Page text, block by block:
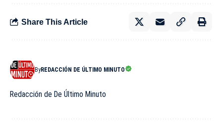
Share This Article
ByREDACCIÓN DE ÚLTIMO MINUTO
Redacción de De Último Minuto